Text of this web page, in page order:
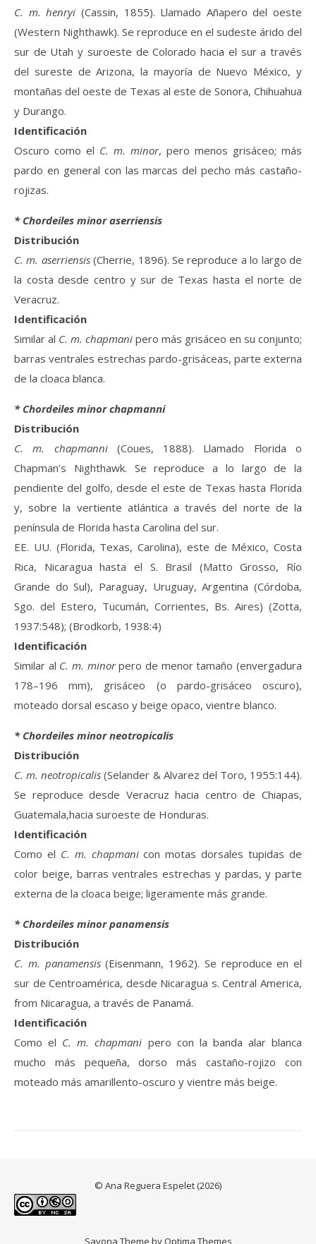
C. m. henryi (Cassin, 1855). Llamado Añapero del oeste
(Western Nighthawk). Se reproduce en el sudeste árido del
sur de Utah y suroeste de Colorado hacia el sur a través
del sureste de Arizona, la mayoría de Nuevo México, y
montañas del oeste de Texas al este de Sonora, Chihuahua
y Durango.
Identificación
Oscuro como el C. m. minor, pero menos grisáceo; más
pardo en general con las marcas del pecho más castaño-
rojizas.
* Chordeiles minor aserriensis
Distribución
C. m. aserriensis(Cherrie, 1896). Se reproduce a lo largo de
la costa desde centro y sur de Texas hasta el norte de
Veracruz.
Identificación
Similar al C. m. chapmani pero más grisáceo en su conjunto;
barras ventrales estrechas pardo-grisáceas, parte externa
de la cloaca blanca.
* Chordeiles minor chapmanni
Distribución
C. m. chapmanni(Coues, 1888). Llamado Florida o
Chapman’s Nighthawk. Se reproduce a lo largo de la
pendiente del golfo, desde el este de Texas hasta Florida
y, sobre la vertiente atlántica a través del norte de la
península de Florida hasta Carolina del sur.
EE. UU. (Florida, Texas, Carolina), este de México, Costa
Rica, Nicaragua hasta el S. Brasil (Matto Grosso, Río
Grande do Sul), Paraguay, Uruguay, Argentina (Córdoba,
Sgo. del Estero, Tucumán, Corrientes, Bs. Aires) (Zotta,
1937:548); (Brodkorb, 1938:4)
Identificación
Similar al C. m. minorpero de menor tamaño (envergadura
178–196 mm), grisáceo (o pardo-grisáceo oscuro),
moteado dorsal escaso y beige opaco, vientre blanco.
* Chordeiles minor neotropicalis
Distribución
C. m. neotropicalis (Selander & Alvarez del Toro, 1955:144).
Se reproduce desde Veracruz hacia centro de Chiapas,
Guatemala,hacia suroeste de Honduras.
Identificación
Como el C. m. chapmanicon motas dorsales tupidas de
color beige, barras ventrales estrechas y pardas, y parte
externa de la cloaca beige; ligeramente más grande.
* Chordeiles minor panamensis
Distribución
C. m. panamensis(Eisenmann, 1962). Se reproduce en el
sur de Centroamérica, desde Nicaragua s. Central America,
from Nicaragua, a través de Panamá.
Identificación
Como el C. m. chapmani pero con la banda alar blanca
mucho más pequeña, dorso más castaño-rojizo con
moteado más amarillento-oscuro y vientre más beige.
© Ana Reguera Espelet (2026)
Savona Theme by Optima Themes